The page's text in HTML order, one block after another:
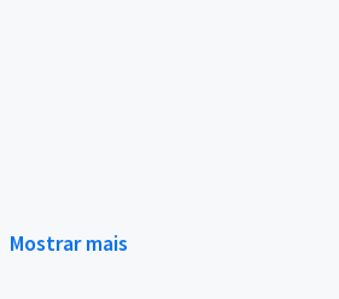
Mostrar mais